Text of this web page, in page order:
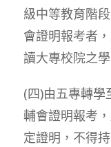
級中等教育階
會證明報考者
讀大專校院之
(四)由五專轉
輔會證明報考
定證明，不得